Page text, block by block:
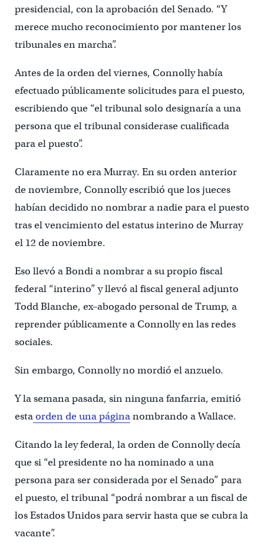
presidencial, con la aprobación del Senado. “Y
merece mucho reconocimiento por mantener los
tribunales en marcha”.
Antes de la orden del viernes, Connolly había
efectuado públicamente solicitudes para el puesto,
escribiendo que “el tribunal solo designaría a una
persona que el tribunal considerase cualificada
para el puesto”.
Claramente no era Murray. En su orden anterior
de noviembre, Connolly escribió que los jueces
habían decidido no nombrar a nadie para el puesto
tras el vencimiento del estatus interino de Murray
el 12 de noviembre.
Eso llevó a Bondi a nombrar a su propio fiscal
federal “interino” y llevó al fiscal general adjunto
Todd Blanche, ex–abogado personal de Trump, a
reprender públicamente a Connolly en las redes
sociales.
Sin embargo, Connolly no mordió el anzuelo.
Y la semana pasada, sin ninguna fanfarria, emitió
estaorden de una páginanombrando a Wallace.
Citando la ley federal, la orden de Connolly decía
que si “el presidente no ha nominado a una
persona para ser considerada por el Senado” para
el puesto, el tribunal “podrá nombrar a un fiscal de
los Estados Unidos para servir hasta que se cubra la
vacante”.